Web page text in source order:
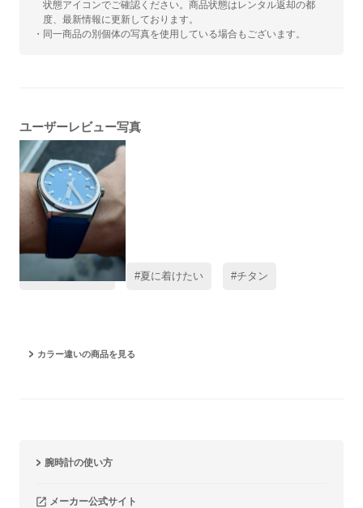
状態アイコンでご確認ください。商品状態はレンタル返却の都
度、最新情報に更新しております。
・同一商品の別個体の写真を使用している場合もございます。
ユーザーレビュー写真
#レビュー高評価 #夏に着けたい #チタン
カラー違いの商品を見る
腕時計の使い方
メーカー公式サイト